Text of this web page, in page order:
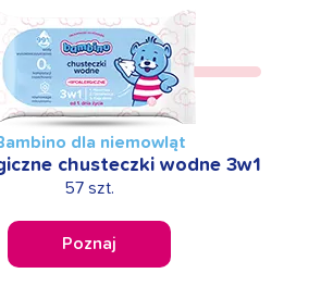
dla niemowląt
chusteczki wodne 3w1
57 szt.
Poznaj